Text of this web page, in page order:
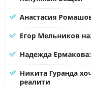
Анастасия
Егор Мельников
Надежда
Никита Гуранда
реалити